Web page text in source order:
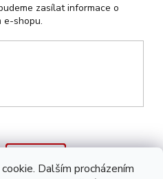
Dalším procházením
zasílat informace o
e-shopu.